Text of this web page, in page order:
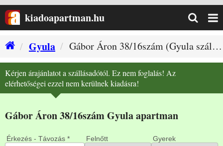
kiadoapartman.hu
Gyula
Gábor Áron 38/16szám (Gyula szállás)
Két hálószobás nagy apartman fürdőszoba 2
Kérjen árajánlatot a szállásadótól. Ez nem foglalás! Az
elérhetőségei ezzel nem kerülnek kiadásra!
Gábor Áron 38/16szám Gyula apartman
Érkezés - Távozás * Felnőtt Gyerek